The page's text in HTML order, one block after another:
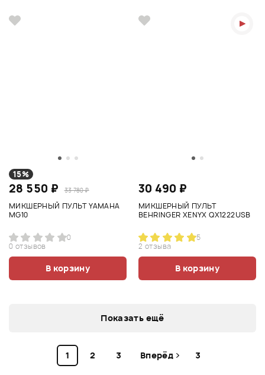
15%
28 550 ₽ 33 780 ₽
МИКШЕРНЫЙ ПУЛЬТ YAMAHA
MG10
0
0 отзывов
В корзину
30 490 ₽
МИКШЕРНЫЙ ПУЛЬТ
BEHRINGER XENYX QX1222USB
5
2 отзыва
В корзину
Показать ещё
1 2 3 Вперёд 3